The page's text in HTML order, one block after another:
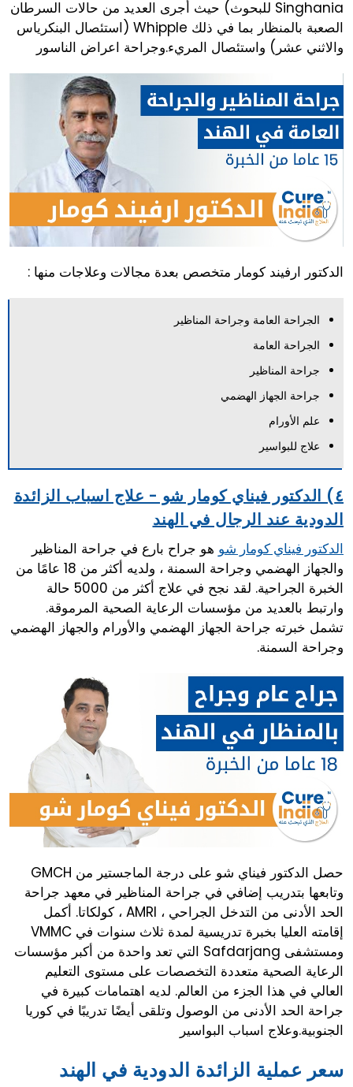
Singhania للبحوث) حيث أجرى العديد من حالات السرطان
الصعبة بالمنظار بما في ذلك Whipple (استئصال البنكرياس
والاثني عشر) واستئصال المريء.وجراحة اعراض الناسور
الدكتور ارفيند كومار متخصص بعدة مجالات وعلاجات منها :
الجراحة العامة وجراحة المناظير
الجراحة العامة
جراحة المناظير
جراحة الجهاز الهضمي
علم الأورام
علاج للبواسير
٤) الدكتور فيناي كومار شو - علاج اسباب الزائدة
الدودية عند الرجال في الهند
الدكتور فيناي كومار شو هو جراح بارع في جراحة المناظير
والجهاز الهضمي وجراحة السمنة ، ولديه أكثر من 18 عامًا من
الخبرة الجراحية. لقد نجح في علاج أكثر من 5000 حالة
وارتبط بالعديد من مؤسسات الرعاية الصحية المرموقة.
تشمل خبرته جراحة الجهاز الهضمي والأورام والجهاز الهضمي
وجراحة السمنة.
حصل الدكتور فيناي شو على درجة الماجستير من GMCH
وتابعها بتدريب إضافي في جراحة المناظير في معهد جراحة
الحد الأدنى من التدخل الجراحي ، AMRI ، كولكاتا. أكمل
إقامته العليا بخبرة تدريسية لمدة ثلاث سنوات في VMMC
ومستشفى Safdarjang التي تعد واحدة من أكبر مؤسسات
الرعاية الصحية متعددة التخصصات على مستوى التعليم
العالي في هذا الجزء من العالم. لديه اهتمامات كبيرة في
جراحة الحد الأدنى من الوصول وتلقى أيضًا تدريبًا في كوريا
الجنوبية.وعلاج اسباب البواسير
سعر عملية الزائدة الدودية في الهند